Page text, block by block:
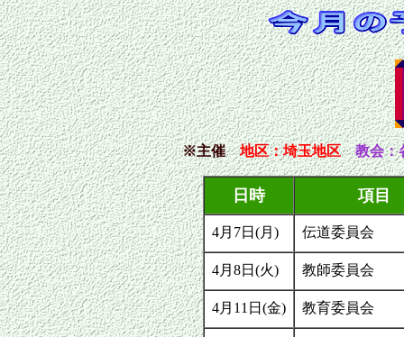
※主催 地区：埼玉地区 教会：
日時 項目
4月7日(月) 伝道委員会
4月8日(火) 教師委員会
4月11日(金) 教育委員会